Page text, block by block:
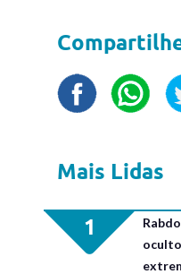
Mais Lidas
1